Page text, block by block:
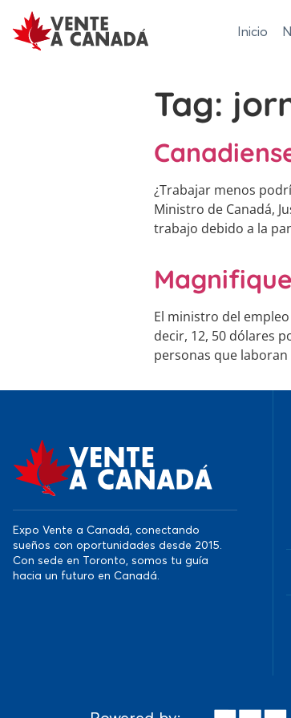
Inicio
Tag:
¿Trabajar menos
Ministro de Canadá,
trabajo debido a la
El ministro del
decir, 12, 50 dólares
personas que
Expo Vente a Canadá, conectando
sueños con oportunidades desde 2015.
Con sede en Toronto, somos tu guía
hacia un futuro en Canadá.